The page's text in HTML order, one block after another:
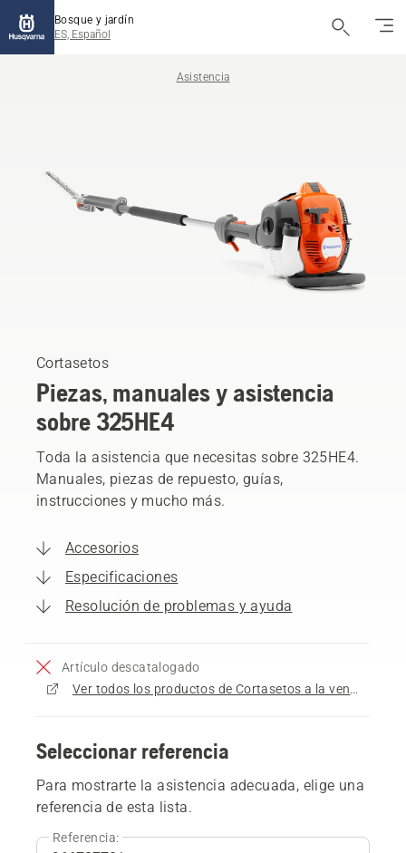
Bosque y jardín
ES, Español
Asistencia
Cortasetos
Piezas, manuales y asistencia
sobre 325HE4
Toda la asistencia que necesitas sobre 325HE4.
Manuales, piezas de repuesto, guías,
instrucciones y mucho más.
Accesorios
Especificaciones
Resolución de problemas y ayuda
Artículo descatalogado
Ver todos los productos de Cortasetos a la venta
Seleccionar referencia
Para mostrarte la asistencia adecuada, elige una
referencia de esta lista.
Referencia: